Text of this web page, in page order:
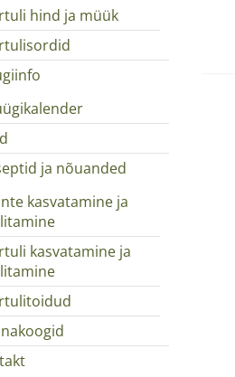
hind ja müük
ja nõuanded
kasvatamine ja
kasvatamine ja